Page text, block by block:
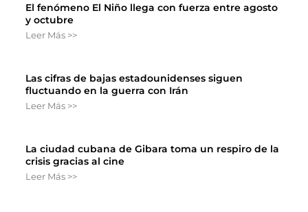
El fenómeno El Niño llega con fuerza entre agosto
y octubre
Leer Más >>
Las cifras de bajas estadounidenses siguen
fluctuando en la guerra con Irán
Leer Más >>
La ciudad cubana de Gibara toma un respiro de la
crisis gracias al cine
Leer Más >>